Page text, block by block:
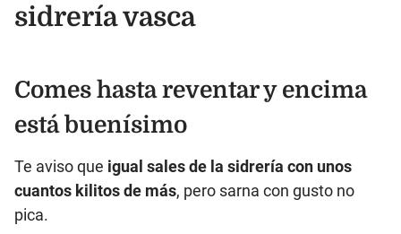
sidrería vasca
Comes hasta reventar y encima
está buenísimo
Te aviso que igual sales de la sidrería con unos
cuantos kilitos de más, pero sarna con gusto no
pica.